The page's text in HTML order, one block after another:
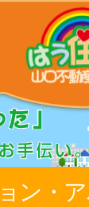
ン・